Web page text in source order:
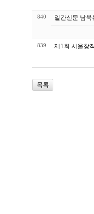
840
839 제1회 서울창
목록